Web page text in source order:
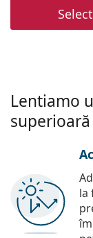
Lentiamo
superioară
la